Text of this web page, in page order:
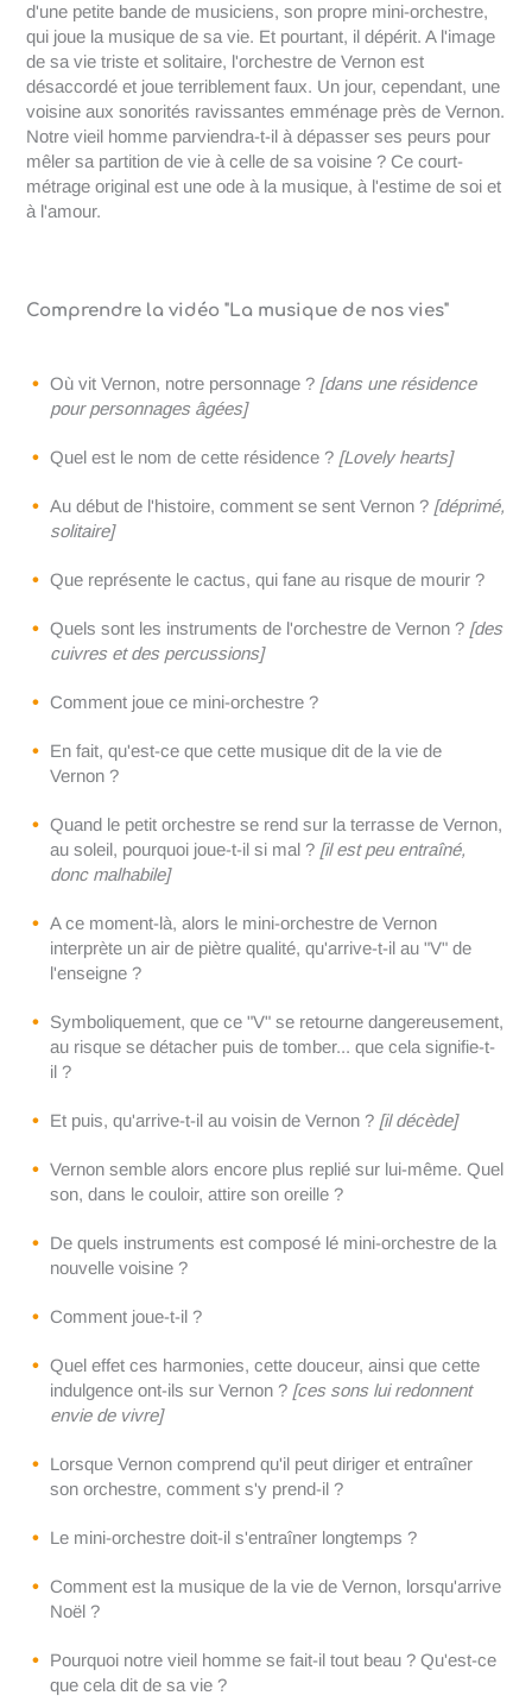
d'une petite bande de musiciens, son propre mini-orchestre,
qui joue la musique de sa vie. Et pourtant, il dépérit. A l'image
de sa vie triste et solitaire, l'orchestre de Vernon est
désaccordé et joue terriblement faux. Un jour, cependant, une
voisine aux sonorités ravissantes emménage près de Vernon.
Notre vieil homme parviendra-t-il à dépasser ses peurs pour
mêler sa partition de vie à celle de sa voisine ? Ce court-
métrage original est une ode à la musique, à l'estime de soi et
à l'amour.
Comprendre la vidéo "La musique de nos vies"
Où vit Vernon, notre personnage ? [dans une résidence
pour personnages âgées]
Quel est le nom de cette résidence ? [Lovely hearts]
Au début de l'histoire, comment se sent Vernon ? [déprimé,
solitaire]
Que représente le cactus, qui fane au risque de mourir ?
Quels sont les instruments de l'orchestre de Vernon ? [des
cuivres et des percussions]
Comment joue ce mini-orchestre ?
En fait, qu'est-ce que cette musique dit de la vie de
Vernon ?
Quand le petit orchestre se rend sur la terrasse de Vernon,
au soleil, pourquoi joue-t-il si mal ? [il est peu entraîné,
donc malhabile]
A ce moment-là, alors le mini-orchestre de Vernon
interprète un air de piètre qualité, qu'arrive-t-il au "V" de
l'enseigne ?
Symboliquement, que ce "V" se retourne dangereusement,
au risque se détacher puis de tomber... que cela signifie-t-
il ?
Et puis, qu'arrive-t-il au voisin de Vernon ? [il décède]
Vernon semble alors encore plus replié sur lui-même. Quel
son, dans le couloir, attire son oreille ?
De quels instruments est composé lé mini-orchestre de la
nouvelle voisine ?
Comment joue-t-il ?
Quel effet ces harmonies, cette douceur, ainsi que cette
indulgence ont-ils sur Vernon ? [ces sons lui redonnent
envie de vivre]
Lorsque Vernon comprend qu'il peut diriger et entraîner
son orchestre, comment s'y prend-il ?
Le mini-orchestre doit-il s'entraîner longtemps ?
Comment est la musique de la vie de Vernon, lorsqu'arrive
Noël ?
Pourquoi notre vieil homme se fait-il tout beau ? Qu'est-ce
que cela dit de sa vie ?